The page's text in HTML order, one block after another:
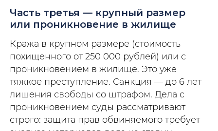
Часть третья — крупный размер
или проникновение в жилище
Кража в крупном размере (стоимость
похищенного от 250 000 рублей) или с
проникновением в жилище. Это уже
тяжкое преступление. Санкция — до 6 лет
лишения свободы со штрафом. Дела с
проникновением суды рассматривают
строго: защита прав обвиняемого требует